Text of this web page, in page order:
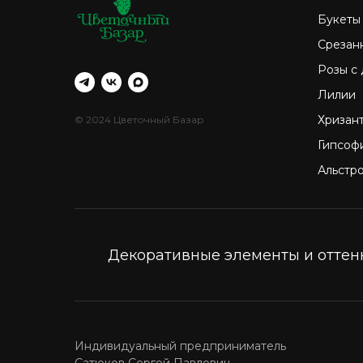
© 2024 Цветочный Базар
Розы с
Лилии
Декоративные элементы и
Индивидуальный предприниматель